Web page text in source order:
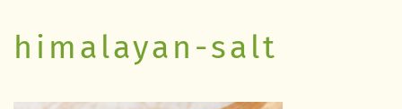
himalayan-salt